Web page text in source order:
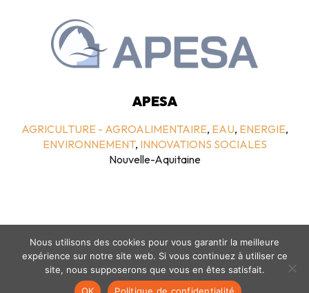
APESA
AGRICULTURE - AGROALIMENTAIRE, EAU, ENERGIE,
ENVIRONNEMENT, INNOVATIONS SOCIALES
Nouvelle-Aquitaine
Mentions légales- politique de confidentialité- © coclico 2026
Nous utilisons des cookies pour vous garantir la meilleure
expérience sur notre site web. Si vous continuez à utiliser ce
site, nous supposerons que vous en êtes satisfait.
OK
Politique de confidentialité